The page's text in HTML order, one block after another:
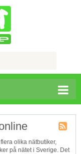
Tagg
olika nätbutiker,
på nätet i Sverige. Det